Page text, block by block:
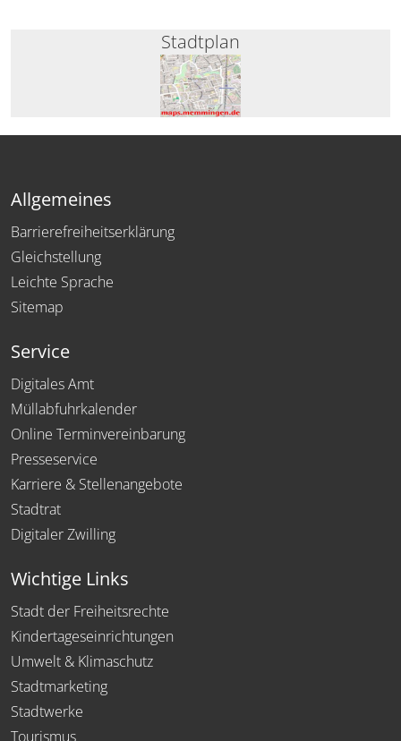
Stadtplan
Allgemeines
Barrierefreiheitserklärung
Gleichstellung
Leichte Sprache
Sitemap
Service
Digitales Amt
Müllabfuhrkalender
Online Terminvereinbarung
Presseservice
Karriere & Stellenangebote
Stadtrat
Digitaler Zwilling
Wichtige Links
Stadt der Freiheitsrechte
Kindertageseinrichtungen
Umwelt & Klimaschutz
Stadtmarketing
Stadtwerke
Tourismus